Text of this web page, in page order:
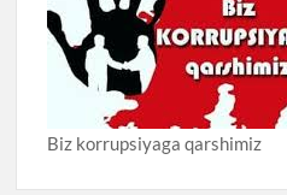
Biz korrupsiyaga qarshimiz